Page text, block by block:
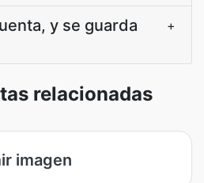
y se guarda
+
relacionadas
imagen